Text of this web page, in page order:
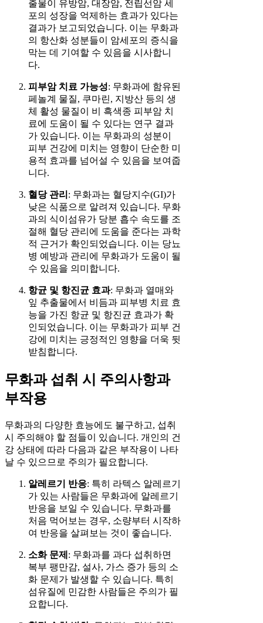
출물이 유방암, 대장암, 전립선암 세
포의 성장을 억제하는 효과가 있다는
결과가 보고되었습니다. 이는 무화과
의 항산화 성분들이 암세포의 증식을
막는 데 기여할 수 있음을 시사합니
다.
피부암 치료 가능성: 무화과에 함유된
페놀계 물질, 쿠마린, 지방산 등의 생
체 활성 물질이 비 흑색종 피부암 치
료에 도움이 될 수 있다는 연구 결과
가 있습니다. 이는 무화과의 성분이
피부 건강에 미치는 영향이 단순한 미
용적 효과를 넘어설 수 있음을 보여줍
니다.
혈당 관리 : 무화과는 혈당지수(GI)가
낮은 식품으로 알려져 있습니다. 무화
과의 식이섬유가 당분 흡수 속도를 조
절해 혈당 관리에 도움을 준다는 과학
적 근거가 확인되었습니다. 이는 당뇨
병 예방과 관리에 무화과가 도움이 될
수 있음을 의미합니다.
항균 및 항진균 효과: 무화과 열매와
잎 추출물에서 비듬과 피부병 치료 효
능을 가진 항균 및 항진균 효과가 확
인되었습니다. 이는 무화과가 피부 건
강에 미치는 긍정적인 영향을 더욱 뒷
받침합니다.
무화과 섭취 시 주의사항과
부작용
무화과의 다양한 효능에도 불구하고, 섭취
시 주의해야 할 점들이 있습니다. 개인의 건
강 상태에 따라 다음과 같은 부작용이 나타
날 수 있으므로 주의가 필요합니다.
알레르기 반응: 특히 라텍스 알레르기
가 있는 사람들은 무화과에 알레르기
반응을 보일 수 있습니다. 무화과를
처음 먹어보는 경우, 소량부터 시작하
여 반응을 살펴보는 것이 좋습니다.
소화 문제 : 무화과를 과다 섭취하면
복부 팽만감, 설사, 가스 증가 등의 소
화 문제가 발생할 수 있습니다. 특히
섬유질에 민감한 사람들은 주의가 필
요합니다.